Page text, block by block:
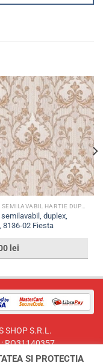
duplex,
8136-02 Fiesta
lei
SHOP S.R.L.
RO31140357
Sector 1, Str. Lt.Col.
SI PROTECTIA